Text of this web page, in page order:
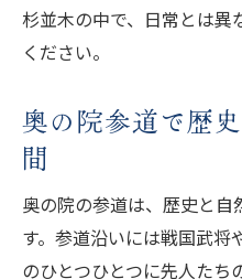
杉並木の中で、日常とは異
ください。
奥の院参道で歴
間
奥の院の参道は、歴史と
す。参道沿いには戦国武将
のひとつひとつに先人たち